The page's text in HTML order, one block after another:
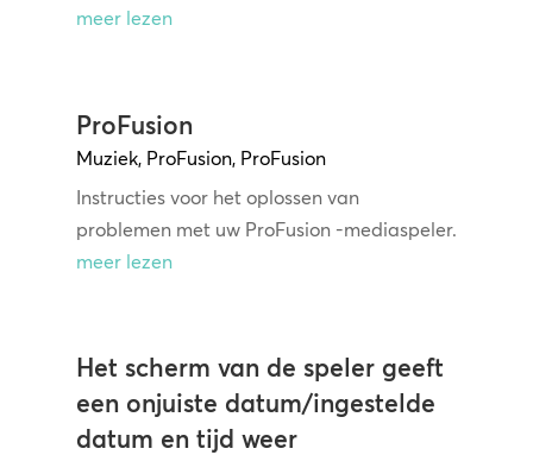
meer lezen
ProFusion
Muziek, ProFusion, ProFusion
Instructies voor het oplossen van
problemen met uw ProFusion -mediaspeler.
meer lezen
Het scherm van de speler geeft
een onjuiste datum/ingestelde
datum en tijd weer